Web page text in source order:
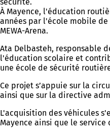
sécurité.
À Mayence, l'éducation
années par l'école mobile
MEWA-Arena.
Ata Delbasteh, responsable
l'éducation scolaire et
une école de sécurité
Ce projet s’appuie sur la
ainsi que sur la directive
L'acquisition des véhicules
Mayence ainsi que le